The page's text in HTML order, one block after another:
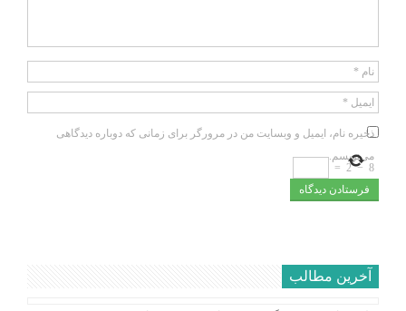
نام *
ایمیل *
ذخیره نام، ایمیل و وبسایت من در مرورگر برای زمانی که دوباره دیدگاهی
می‌نویسم.
8
−
2
=
آخرین مطالب